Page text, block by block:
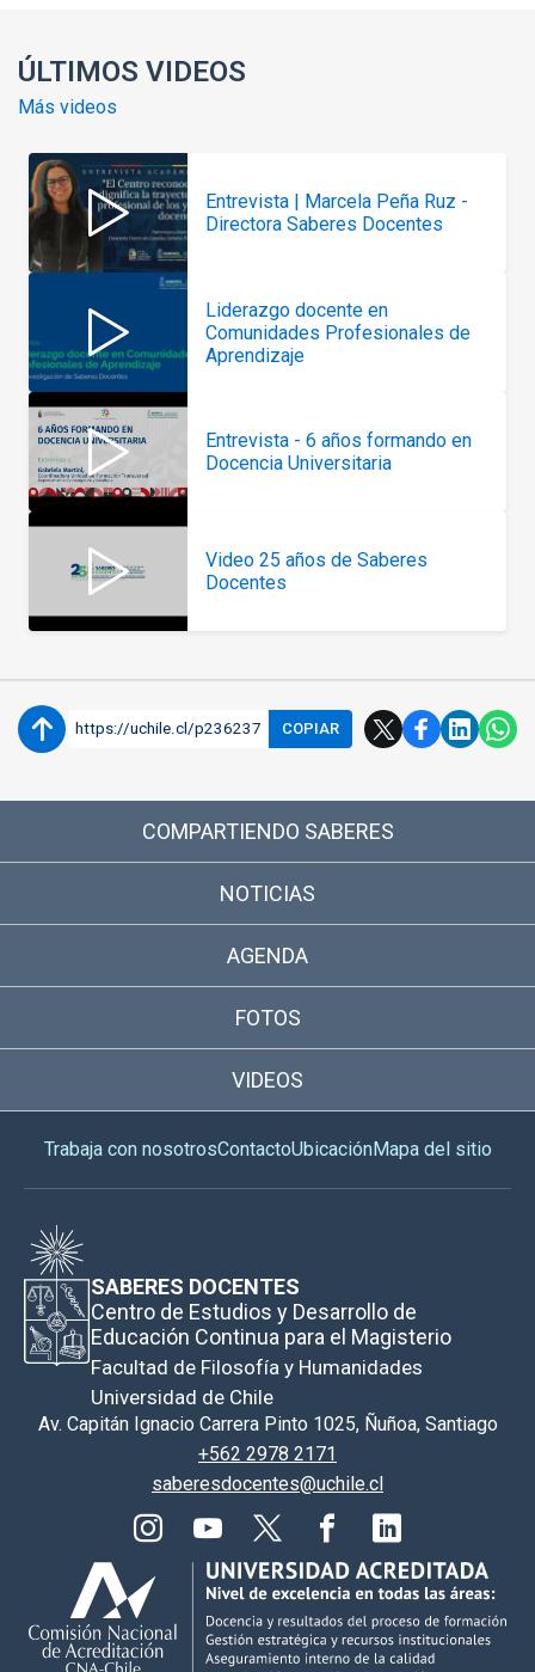
ÚLTIMOS VIDEOS
Más videos
Entrevista | Marcela Peña Ruz -
Directora Saberes Docentes
Liderazgo docente en
Comunidades Profesionales de
Aprendizaje
Entrevista - 6 años formando en
Docencia Universitaria
Video 25 años de Saberes
Docentes
https://uchile.cl/p236237 COPIAR
COMPARTIENDO SABERES
NOTICIAS
AGENDA
FOTOS
VIDEOS
Trabaja con nosotrosContactoUbicaciónMapa del sitio
SABERES DOCENTES
Centro de Estudios y Desarrollo de
Educación Continua para el Magisterio
Facultad de Filosofía y Humanidades
Universidad de Chile
Av. Capitán Ignacio Carrera Pinto 1025, Ñuñoa, Santiago
+562 2978 2171
saberesdocentes@uchile.cl